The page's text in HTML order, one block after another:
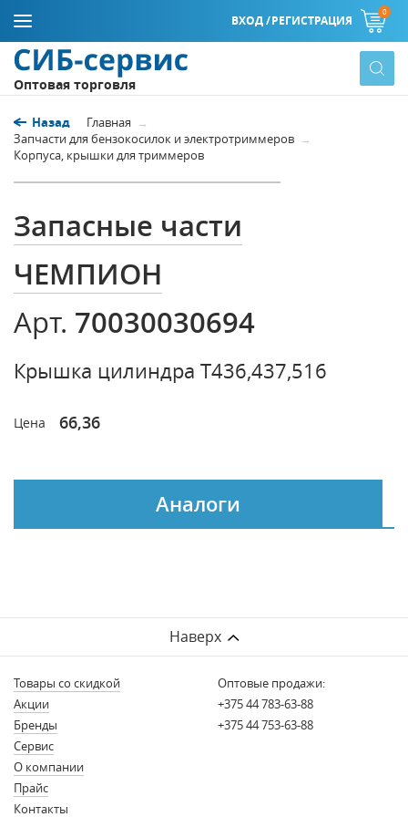
ВХОД /РЕГИСТРАЦИЯ
0
Оптовая торговля
Назад
Главная
Запчасти для бензокосилок и электротриммеров
Корпуса, крышки для триммеров
Запасные части
ЧЕМПИОН
Арт. 70030030694
Крышка цилиндра Т436,437,516
Цена 66,36
Аналоги
Наверх
Товары со скидкой
Акции
Бренды
Сервис
О компании
Прайс
Контакты
Оптовые продажи:
+375 44 783-63-88
+375 44 753-63-88